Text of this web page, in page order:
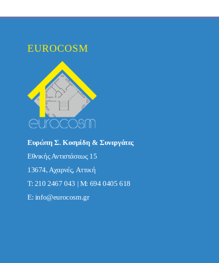
EUROCOSM
Ευρώπη Σ. Κοσμίδη & Συνεργάτες
Εθνικής Αντιστάσεως 15
13674, Αχαρνές, Αττική
Τ: 210 2467 043 | Μ: 694 0405 618
E: info@eurocosm.gr